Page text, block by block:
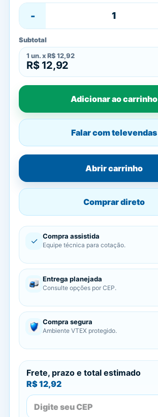
-
Subtotal
1 un. x R$ 12,92
R$ 12,92
Adicionar ao carrinho
Falar com televendas
Abrir carrinho
Comprar direto
✓ Compra assistida
Equipe técnica para cotação.
Entrega planejada
Consulte opções por CEP.
Compra segura
Ambiente VTEX protegido.
Frete, prazo e total estimado
R$ 12,92